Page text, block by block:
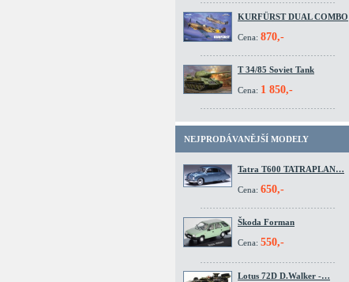
KURFÜRST DUAL COMBO
Cena: 870,-
T 34/85 Soviet Tank
Cena: 1 850,-
NEJPRODÁVANĚJŠÍ MODELY
Tatra T600 TATRAPLAN…
Cena: 650,-
Škoda Forman
Cena: 550,-
Lotus 72D D.Walker -…